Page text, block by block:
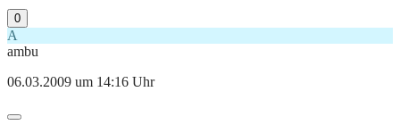
0
A
ambu
06.03.2009 um 14:16 Uhr